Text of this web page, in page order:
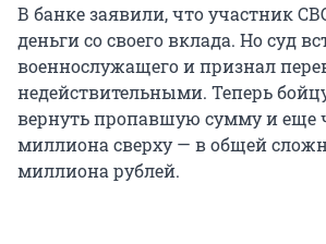
В банке заявили, что участник
деньги со своего вклада. Но суд
военнослужащего и признал
недействительными. Теперь
вернуть пропавшую сумму и еще
миллиона сверху — в общей
миллиона рублей.